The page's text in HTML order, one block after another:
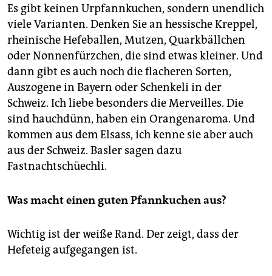
Es gibt keinen Urpfannkuchen, sondern unendlich
viele Varianten. Denken Sie an hessische Kreppel,
rheinische Hefeballen, Mutzen, Quarkbällchen
oder Nonnenfürzchen, die sind etwas kleiner. Und
dann gibt es auch noch die flacheren Sorten,
Auszogene in Bayern oder Schenkeli in der
Schweiz. Ich liebe besonders die Merveilles. Die
sind hauchdünn, haben ein Orangenaroma. Und
kommen aus dem Elsass, ich kenne sie aber auch
aus der Schweiz. Basler sagen dazu
Fastnachtschüechli.
Was macht einen guten Pfannkuchen aus?
Wichtig ist der weiße Rand. Der zeigt, dass der
Hefeteig aufgegangen ist.